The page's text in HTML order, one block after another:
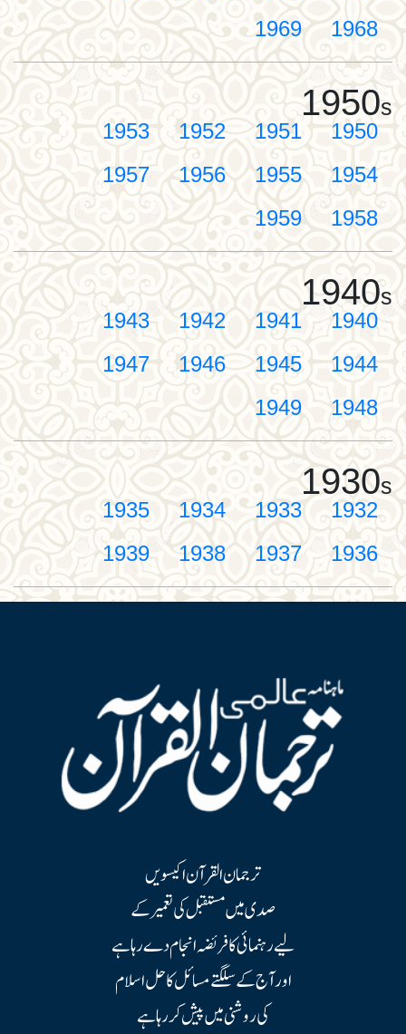
1968
1969
1950s
1950
1951
1952
1953
1954
1955
1956
1957
1958
1959
1940s
1940
1941
1942
1943
1944
1945
1946
1947
1948
1949
1930s
1932
1933
1934
1935
1936
1937
1938
1939
ترجمان القرآن اکیسویں
صدی میں مستقبل کی تعمیر کے
لیے رہنمائی کا فریضہ انجام دے رہا ہے
اور آج کے سلگتے مسائل کا حل اسلام
کی روشنی میں پیش کر رہا ہے